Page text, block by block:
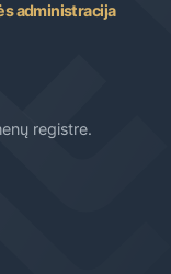
administracija
registre.